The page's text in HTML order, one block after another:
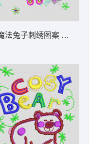
法兔子刺绣图案 兔_卡